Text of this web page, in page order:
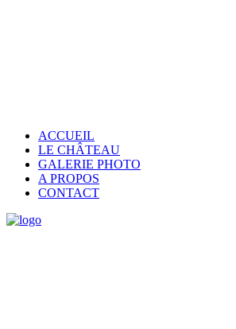
ACCUEIL
LE CHÂTEAU
GALERIE PHOTO
A PROPOS
CONTACT